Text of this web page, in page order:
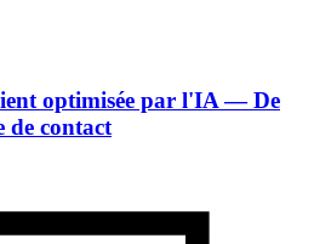
optimisée par l'IA — De
de contact